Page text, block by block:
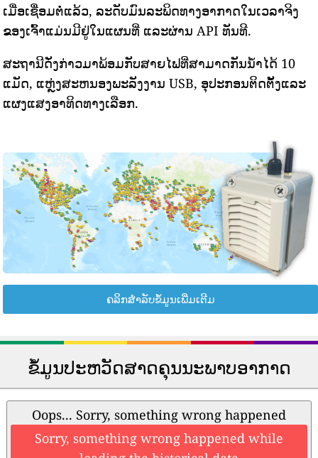
ເມື່ອເຊື່ອມຕໍ່ແລ້ວ, ລະດັບມົນລະພິດທາງອາກາດໃນເວລາຈິງ
ຂອງເຈົ້າແມ່ນມີຢູ່ໃນແຜນທີ່ ແລະຜ່ານ API ທັນທີ.
ສະຖານີດັ່ງກ່າວມາພ້ອມກັບສາຍໄຟທີ່ສາມາດກັນນ້ໍາໄດ້ 10
ແມັດ, ແຫຼ່ງສະຫນອງພະລັງງານ USB, ອຸປະກອນຕິດຕັ້ງແລະ
ແຜງແສງອາທິດທາງເລືອກ.
ຄລິກສຳລັບຂໍ້ມູນເພີ່ມເຕີມ
ຂໍ້ມູນປະຫວັດສາດຄຸນນະພາບອາກາດ
Oops... Sorry, something wrong happened
Sorry, something wrong happened while